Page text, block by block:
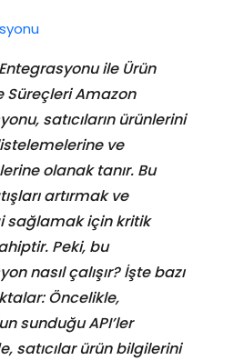
ile Ürün
Süreçleri Amazon
satıcıların ürünlerini
ve
olanak tanır. Bu
artırmak ve
sağlamak için kritik
Peki, bu
nasıl çalışır? İşte bazı
Öncelikle,
sunduğu API’ler
satıcılar ürün bilgilerini